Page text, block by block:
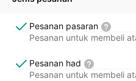
New York, London,
Pesanan pasaran
Pesanan untuk membeli
Pesanan had
Pesanan untuk membeli